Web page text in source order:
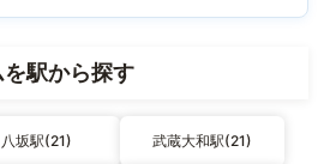
駅から探す
八坂駅(21) 武蔵大和駅(21)